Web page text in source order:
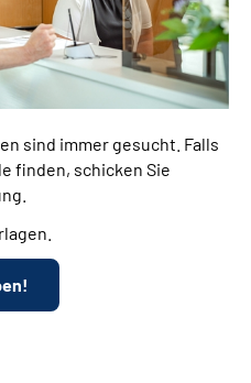
sind immer gesucht. Falls
finden, schicken Sie